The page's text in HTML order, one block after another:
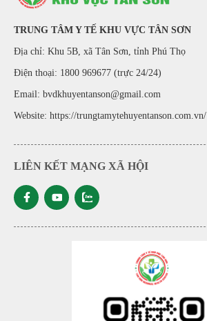
TRUNG TÂM Y TẾ KHU VỰC TÂN SƠN
Địa chỉ: Khu 5B, xã Tân Sơn, tỉnh Phú Thọ
Điện thoại: 1800 969677 (trực 24/24)
Email: bvdkhuyentanson@gmail.com
Website: https://trungtamytehuyentanson.com.vn/
LIÊN KẾT MẠNG XÃ HỘI